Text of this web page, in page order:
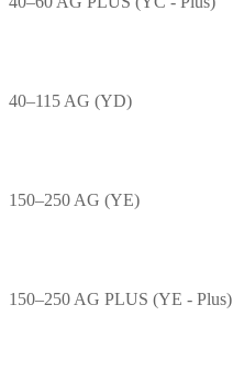
40–115 AG (YD)
150–250 AG (YE)
150–250 AG PLUS (YE - Plus)